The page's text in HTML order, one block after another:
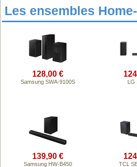
Les ensembles
128,00 €
Samsung SWA-9100S LG
139,90 €
Samsung HW-B450 TCL